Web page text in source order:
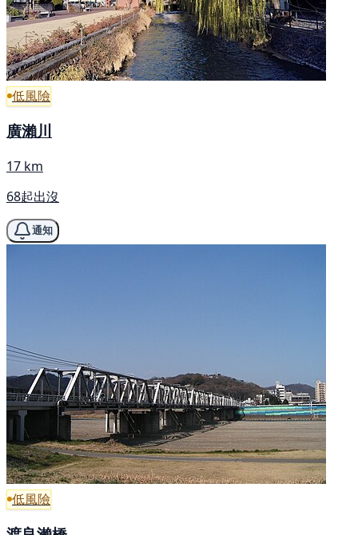
低風險
廣瀨川
17 km
68起出沒
通知
低風險